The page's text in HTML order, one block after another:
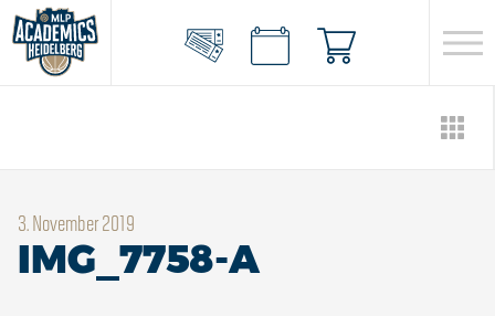
3. November 2019
IMG_7758-A